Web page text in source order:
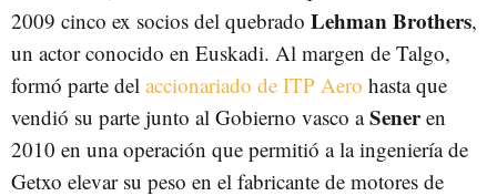
2009 cinco ex socios del quebrado Lehman Brothers,
un actor conocido en Euskadi. Al margen de Talgo,
formó parte del accionariado de ITP Aero hasta que
vendió su parte junto al Gobierno vasco aSeneren
2010 en una operación que permitió a la ingeniería de
Getxo elevar su peso en el fabricante de motores de